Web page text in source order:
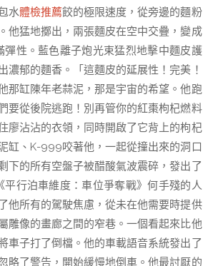
水體檢推薦餃的極限速度，從旁邊的麵粉
他猛地擲出，兩張麵皮在空中交疊，變成
性。藍色離子炮光束猛烈地擊中麵皮護
郁的麵香。「這麵皮的延展性！完美！
那缸陳年老蒜泥，那是宇宙的希望。他跑
要從後院逃跑！別再管你的紅棗枸杞燃料
廖沾沾的衣領，同時開啟了它背上的枸杞
缸、K-999咬著他，一起從撞出來的洞口
下的所有空盤子被醋酸氣波震碎，發出了
行泊車維度：車位爭奪戰》何手殘的人
他所有的駕駛焦慮，從未在他需要時提供
雕像的畫廊之間的窄巷。一個看起來比他
車子打了倒檔。他的車載語音系統發出了
略了警告，開始緩慢地倒車。他最討厭的